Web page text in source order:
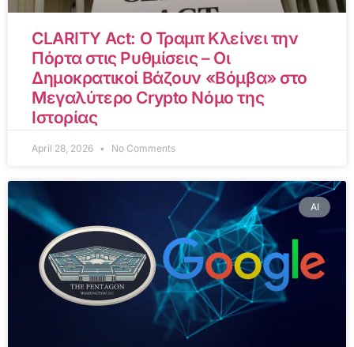
CLARITY Act: Ο Τραμπ Κλείνει την
Πόρτα στις Ρυθμίσεις – Οι
Δημοκρατικοί Βάζουν «Βόμβα» στο
Μεγαλύτερο Crypto Νόμο της
Ιστορίας
April 28, 2026 No Comments
AI